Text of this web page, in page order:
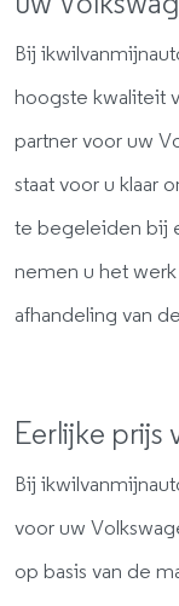
Bij
hoogste kwaliteit
partner voor uw
staat voor u klaar
te begeleiden bij
nemen u het
afhandeling van
Eerlijke prijs
Bij
voor uw
op basis van de